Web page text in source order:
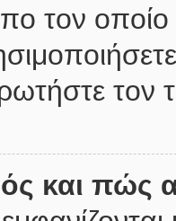
τον
ρωτήστε τον
και